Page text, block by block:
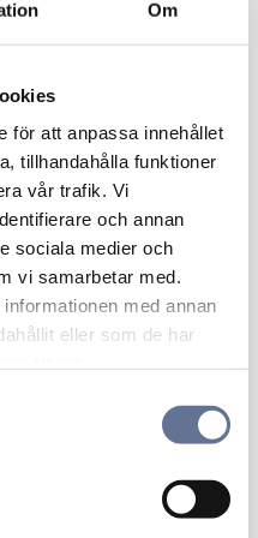
Om
för att anpassa innehållet
tillhandahålla funktioner
vår trafik. Vi
och annan
sociala medier och
vi samarbetar med.
med annan
eller som de har
Pansararmband